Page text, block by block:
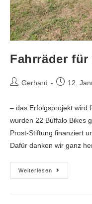
Fahrräder
Gerhard 12.
– das Erfolgsprojekt wird
wurden 22 Buffalo Bikes
Prost-Stiftung finanziert
Dafür danken wir ganz
Weiterlesen